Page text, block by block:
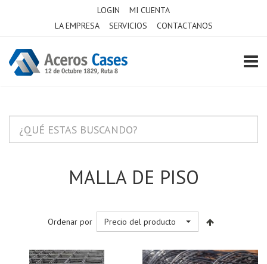
LOGIN
MI CUENTA
LA EMPRESA
SERVICIOS CONTACTANOS
MALLA DE PISO
Ordenar por Precio del producto